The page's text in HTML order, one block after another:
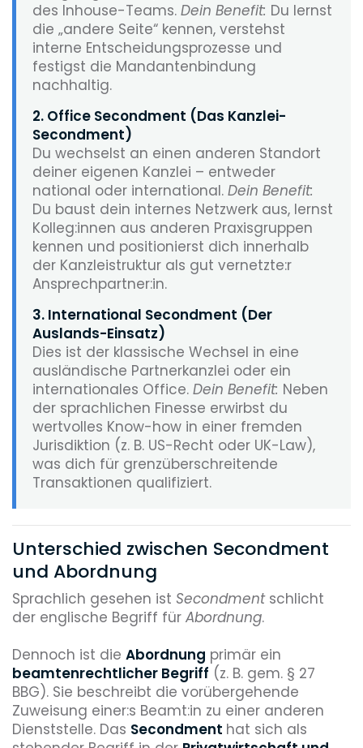
des Inhouse-Teams. Dein Benefit: Du lernst
die „andere Seite“ kennen, verstehst
interne Entscheidungsprozesse und
festigst die Mandantenbindung
nachhaltig.
2. Office Secondment (Das Kanzlei-
Secondment)
Du wechselst an einen anderen Standort
deiner eigenen Kanzlei – entweder
national oder international. Dein Benefit:
Du baust dein internes Netzwerk aus, lernst
Kolleg:innen aus anderen Praxisgruppen
kennen und positionierst dich innerhalb
der Kanzleistruktur als gut vernetzte:r
Ansprechpartner:in.
3. International Secondment (Der
Auslands-Einsatz)
Dies ist der klassische Wechsel in eine
ausländische Partnerkanzlei oder ein
internationales Office. Dein Benefit: Neben
der sprachlichen Finesse erwirbst du
wertvolles Know-how in einer fremden
Jurisdiktion (z. B. US-Recht oder UK-Law),
was dich für grenzüberschreitende
Transaktionen qualifiziert.
Unterschied zwischen Secondment
und Abordnung
Sprachlich gesehen ist Secondmentschlicht
der englische Begriff für Abordnung.
Dennoch ist die Abordnung primär ein
beamtenrechtlicher Begriff (z. B. gem. § 27
BBG). Sie beschreibt die vorübergehende
Zuweisung einer:s Beamt:in zu einer anderen
Dienststelle. Das Secondment hat sich als